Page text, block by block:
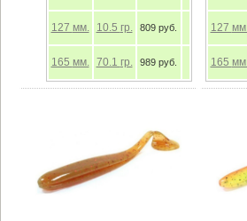
127 мм. 10.5 гр. 809 руб.
165 мм. 70.1 гр. 989 руб.
127 мм.
165 мм.